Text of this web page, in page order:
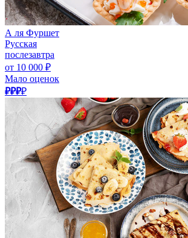
А ля Фуршет
Русская
послезавтра
от 10 000 ₽
Мало оценок
₽₽₽₽